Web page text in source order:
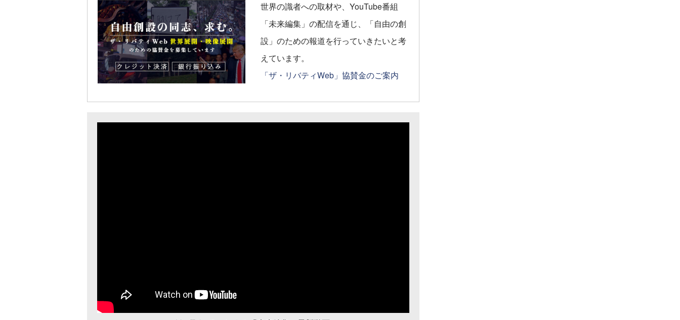
世界の識者への取材や、YouTube番組
「未来編集」の配信を通じ、「自由の創
設」のための報道を行っていきたいと考
えています。
「ザ・リバティWeb」協賛金のご案内